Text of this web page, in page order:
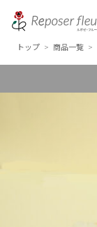
トップ > 商品一覧 >